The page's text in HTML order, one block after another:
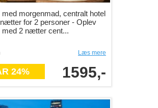
med morgenmad, centralt hotel
for 2 personer - Oplev
med 2 nætter cent...
Læs mere
24% 1595,-